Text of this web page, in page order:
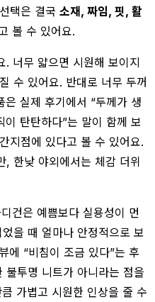
택은 결국 소재, 짜임, 핏, 활
볼 수 있어요.
. 너무 얇으면 시원해 보이지
수 있어요. 반대로 너무 두꺼
실제 후기에서 “두께가 생
이 탄탄하다”는 말이 함께 보
지점에 있다고 볼 수 있어요.
, 한낮 야외에서는 체감 더위
건은 예쁨보다 실용성이 먼
을 때 얼마나 안정적으로 보
에 “비침이 조금 있다”는 후
투명 니트가 아니라는 점을
가볍고 시원한 인상을 줄 수